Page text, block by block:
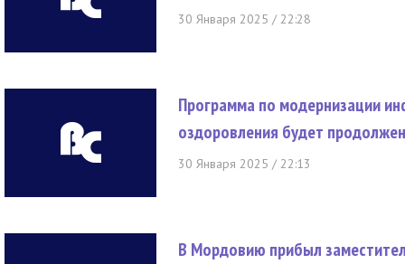
30 Января 2025 / 22:28
Программа по модернизации
оздоровления будет
30 Января 2025 / 22:13
В Мордовию прибыл